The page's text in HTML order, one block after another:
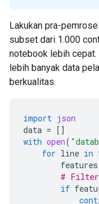
Lakukan pra-
subset dari 1.000
notebook lebih cepat.
lebih banyak data
berkualitas.
import json
data = []
with open(
for line in
features
# Filter
if